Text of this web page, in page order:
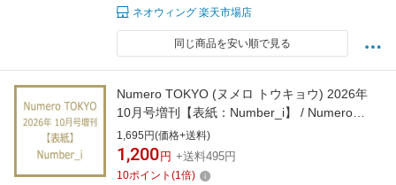
ネオウィング 楽天市場店
同じ商品を安い順で見る
Numero TOKYO (ヌメロ トウキョウ) 2026年
10月号増刊【表紙：Number_i】 / Numero
TOKYO編集部 【雑誌】
1,695円(価格+送料)
1,200 円 +送料495円
10ポイント (1倍)